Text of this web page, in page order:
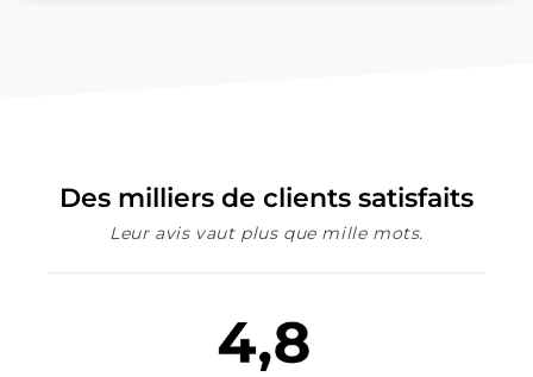
Des milliers de clients satisfaits
Leur avis vaut plus que mille mots.